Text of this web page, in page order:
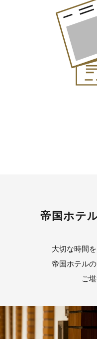
帝国ホテ
大切な時間
帝国ホテル
ご